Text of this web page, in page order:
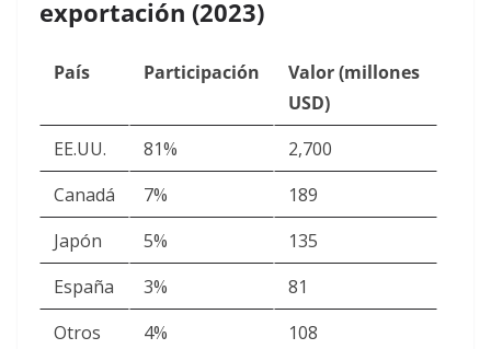
exportación (2023)
País Participación
Valor (millones
USD)
EE.UU.
81%
2,700
Canadá
7%
189
Japón
5%
135
España
3%
81
Otros
4% 108